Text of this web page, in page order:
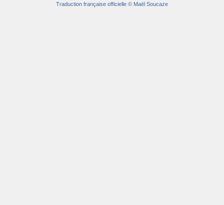
Traduction française officielle © Maël Soucaze